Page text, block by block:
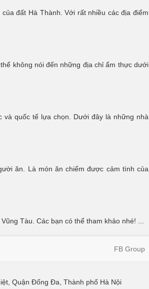
đất Hà Thành. Với rất nhiều các địa điểm
không nói đến những địa chỉ ẩm thực dưới
quốc tế lựa chọn. Dưới đây là những nhà
ăn. Là món ăn chiếm được cảm tình của
Tàu. Các bạn có thể tham khảo nhé! ...
FB Group
Quận Đống Đa, Thành phố Hà Nội